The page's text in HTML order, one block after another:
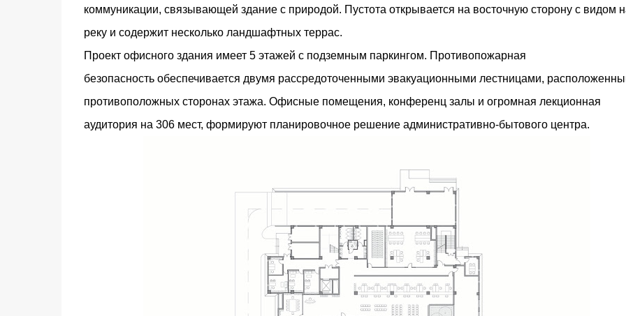
коммуникации, связывающей здание с природой. Пустота открывается на восточную сторону с видом
реку и содержит несколько ландшафтных террас.
Проект офисного здания имеет 5 этажей с подземным паркингом. Противопожарная
безопасность обеспечивается двумя рассредоточенными эвакуационными лестницами,
противоположных сторонах этажа. Офисные помещения, конференц залы и огромная лекционная
аудитория на 306 мест, формируют планировочное решение административно-бытового центра.